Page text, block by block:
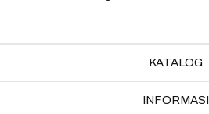
KATALOG
INFORMASI